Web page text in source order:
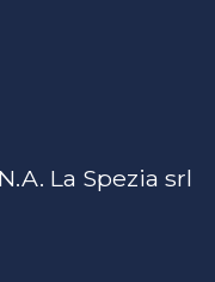
La Spezia srl